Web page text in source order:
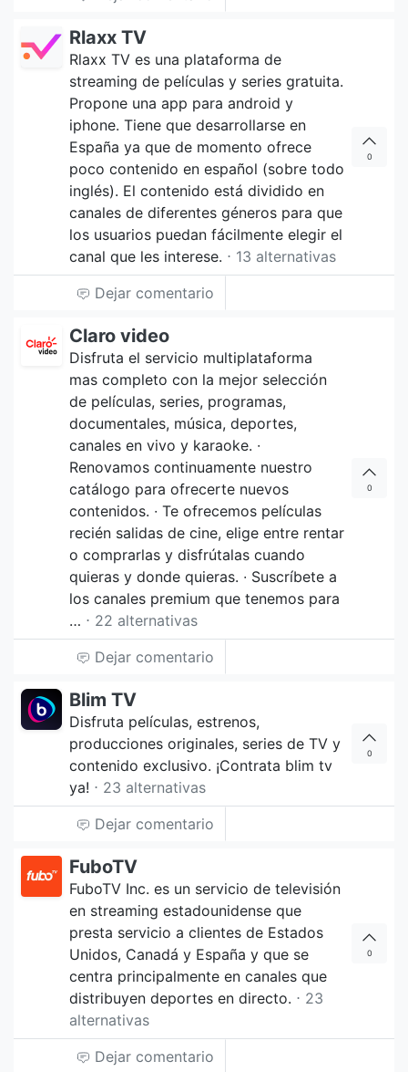
Rlaxx TV
Rlaxx TV es una plataforma de
streaming de películas y series gratuita.
Propone una app para android y
iphone. Tiene que desarrollarse en
España ya que de momento ofrece
poco contenido en español (sobre todo
inglés). El contenido está dividido en
canales de diferentes géneros para que
los usuarios puedan fácilmente elegir el
canal que les interese. ⋅ 13 alternativas
0
Dejar comentario
Claro video
Disfruta el servicio multiplataforma
mas completo con la mejor selección
de películas, series, programas,
documentales, música, deportes,
canales en vivo y karaoke. ∙
Renovamos continuamente nuestro
catálogo para ofrecerte nuevos
contenidos. ∙ Te ofrecemos películas
recién salidas de cine, elige entre rentar
o comprarlas y disfrútalas cuando
quieras y donde quieras. ∙ Suscríbete a
los canales premium que tenemos para
… ⋅ 22 alternativas
0
Dejar comentario
Blim TV
Disfruta películas, estrenos,
producciones originales, series de TV y
contenido exclusivo. ¡Contrata blim tv
ya! ⋅ 23 alternativas
0
Dejar comentario
FuboTV
FuboTV Inc. es un servicio de televisión
en streaming estadounidense que
presta servicio a clientes de Estados
Unidos, Canadá y España y que se
centra principalmente en canales que
distribuyen deportes en directo. ⋅ 23
alternativas
0
Dejar comentario